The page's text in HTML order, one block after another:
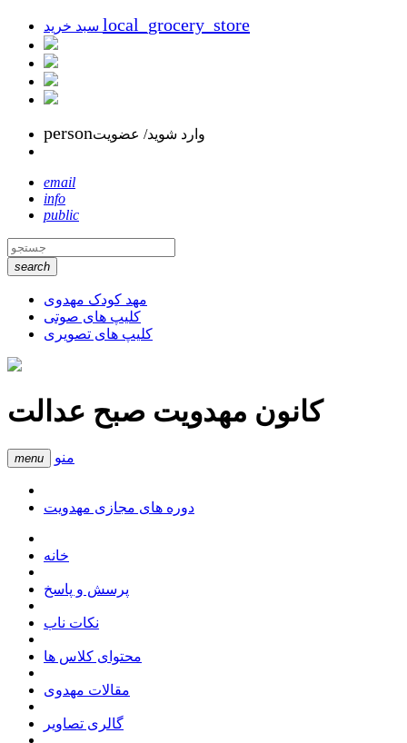
local_grocery_store
personوارد شوید/ عضویت
email
info
public
search
مهد کودک مهدوی
کلیپ های صوتی
کلیپ های تصویری
کانون مهدویت صبح عدالت
menu منو
دوره های مجازی مهدویت
خانه
پرسش و پاسخ
نکات ناب
محتوای کلاس ها
مقالات مهدوی
گالری تصاویر